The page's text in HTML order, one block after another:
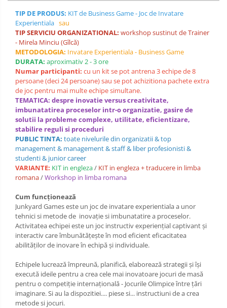
TIP DE PRODUS: KIT de Business Game - Joc de Invatare
Experientiala sau
TIP SERVICIU ORGANIZATIONAL: workshop sustinut de Trainer
- Mirela Minciu (Gîlcă)
METODOLOGIA: Invatare Experientiala - Business Game
DURATA: aproximativ 2 - 3 ore
Numar participanti: cu un kit se pot antrena 3 echipe de 8
persoane (deci 24 persoane) sau se pot achizitiona pachete extra
de joc pentru mai multe echipe simultane.
TEMATICA: despre inovatie versus creativitate,
imbunatatirea proceselor intr-o organizatie, gasire de
solutii la probleme complexe, utilitate, eficientizare,
stabilire reguli si proceduri
PUBLIC TINTA: toate nivelurile din organizatii & top
management & management & staff & liber profesionisti &
studenti & junior career
VARIANTE: KIT in engleza/ KIT in engleza + traducere in limba
romana/Workshop in limba romana
Cum funcționează
Junkyard Games este un joc de invatare experientiala a unor
tehnici si metode de inovație si imbunatatire a proceselor.
Activitatea echipei este un joc instructiv experiențial captivant și
interactiv care îmbunătățește în mod eficient eficacitatea
abilităților de inovare în echipă și individuale.
Echipele lucrează împreună, planifică, elaborează strategii și își
execută ideile pentru a crea cele mai inovatoare jocuri de masă
pentru o competiție internațională - Jocurile Olimpice între țări
imaginare. Si au la dispozitiei.... piese si... instructiuni de a crea
metode si jocuri.